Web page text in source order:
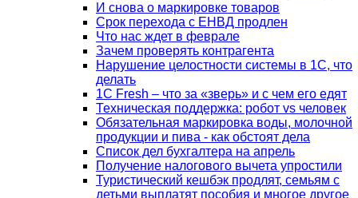
И снова о маркировке товаров
Срок перехода с ЕНВД продлен
Что нас ждет в феврале
Зачем проверять контрагента
Нарушение целостности системы в 1С, что
делать
1С Fresh – что за «зверь» и с чем его едят
Техническая поддержка: робот vs человек
Обязательная маркировка воды, молочной
продукции и пива - как обстоят дела
Список дел бухгалтера на апрель
Получение налогового вычета упростили
Туристический кешбэк продлят, семьям с
детьми выплатят пособия и многое другое